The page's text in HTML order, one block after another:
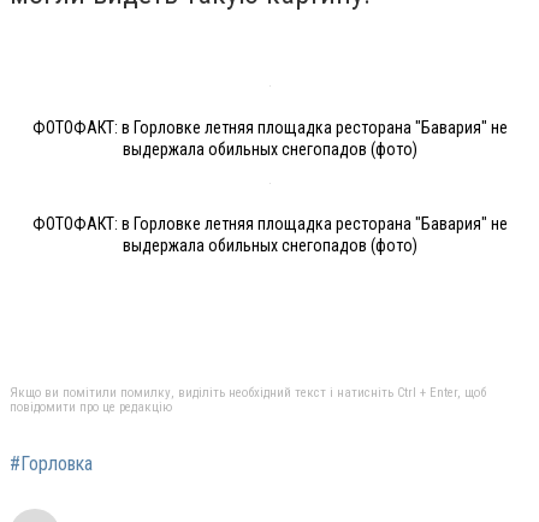
ФОТОФАКТ: в Горловке летняя площадка ресторана "Бавария" не
выдержала обильных снегопадов (фото)
ФОТОФАКТ: в Горловке летняя площадка ресторана "Бавария" не
выдержала обильных снегопадов (фото)
Якщо ви помітили помилку, виділіть необхідний текст і натисніть Ctrl + Enter, щоб
повідомити про це редакцію
#Горловка